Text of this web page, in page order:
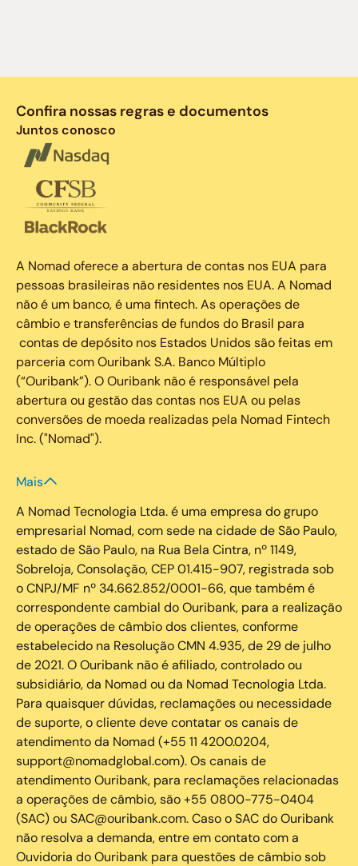
Confira nossas regras e documentos
Juntos conosco
A Nomad oferece a abertura de contas nos EUA para
pessoas brasileiras não residentes nos EUA. A Nomad
não é um banco, é uma fintech. As operações de
câmbio e transferências de fundos do Brasil para
contas de depósito nos Estados Unidos são feitas em
parceria com Ouribank S.A. Banco Múltiplo
(“Ouribank”). O Ouribank não é responsável pela
abertura ou gestão das contas nos EUA ou pelas
conversões de moeda realizadas pela Nomad Fintech
Inc. ("Nomad").
Mais
A Nomad Tecnologia Ltda. é uma empresa do grupo
empresarial Nomad, com sede na cidade de São Paulo,
estado de São Paulo, na Rua Bela Cintra, nº 1149,
Sobreloja, Consolação, CEP 01.415-907, registrada sob
o CNPJ/MF nº 34.662.852/0001-66, que também é
correspondente cambial do Ouribank, para a realização
de operações de câmbio dos clientes, conforme
estabelecido na Resolução CMN 4.935, de 29 de julho
de 2021. O Ouribank não é afiliado, controlado ou
subsidiário, da Nomad ou da Nomad Tecnologia Ltda.
Para quaisquer dúvidas, reclamações ou necessidade
de suporte, o cliente deve contatar os canais de
atendimento da Nomad (+55 11 4200.0204,
support@nomadglobal.com). Os canais de
atendimento Ouribank, para reclamações relacionadas
a operações de câmbio, são +55 0800-775-0404
(SAC) ou SAC@ouribank.com. Caso o SAC do Ouribank
não resolva a demanda, entre em contato com a
Ouvidoria do Ouribank para questões de câmbio sob